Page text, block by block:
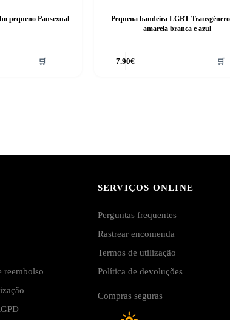
pequeno Pansexual
🛒
Pequena bandeira LGBT
amarela branca e azul
7.90€ 🛒
reembolso
SERVIÇOS ONLINE
Perguntas frequentes
Rastrear encomenda
Termos de utilização
Política de devoluções
Compras seguras